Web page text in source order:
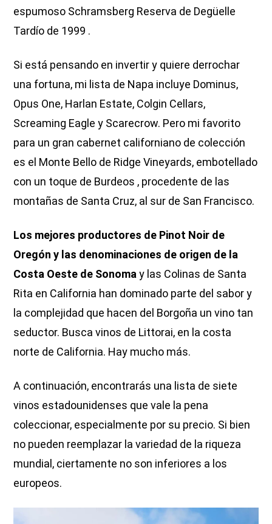
espumoso Schramsberg Reserva de Degüelle
Tardío de 1999 .
Si está pensando en invertir y quiere derrochar
una fortuna, mi lista de Napa incluye Dominus,
Opus One, Harlan Estate, Colgin Cellars,
Screaming Eagle y Scarecrow. Pero mi favorito
para un gran cabernet californiano de colección
es el Monte Bello de Ridge Vineyards, embotellado
con un toque de Burdeos , procedente de las
montañas de Santa Cruz, al sur de San Francisco.
Los mejores productores de Pinot Noir de
Oregón y las denominaciones de origen de la
Costa Oeste de Sonoma y las Colinas de Santa
Rita en California han dominado parte del sabor y
la complejidad que hacen del Borgoña un vino tan
seductor. Busca vinos de Littorai, en la costa
norte de California. Hay mucho más.
A continuación, encontrarás una lista de siete
vinos estadounidenses que vale la pena
coleccionar, especialmente por su precio. Si bien
no pueden reemplazar la variedad de la riqueza
mundial, ciertamente no son inferiores a los
europeos.